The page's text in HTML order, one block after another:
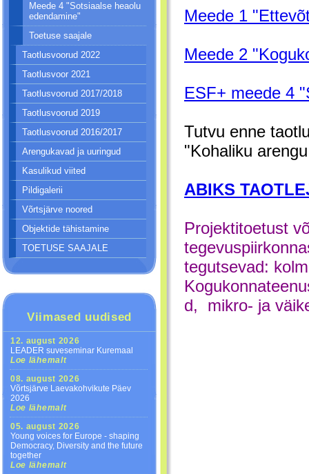
Meede 4 "Sotsiaalse heaolu
edendamine"
Toetuse saajale
Taotlusvoorud 2022
Taotlusvoor 2021
Taotlusvoorud 2017/2018
Taotlusvoorud 2019
Taotlusvoorud 2016/2017
Arengukavad ja uuringud
Kasulikud viited
Pildigalerii
Võrtsjärve noored
Objektide tähistamine
TOETUSE SAAJALE
Viimased uudised
12. august 2026
LEADER suveseminar Kuremaal
Loe lähemalt
08. august 2026
Võrtsjärve Laevakohvikute Päev
2026
Loe lähemalt
05. august 2026
Young voices for Europe - shaping
Democracy, Diversity and the future
together
Loe lähemalt
Meede 1
Meede 2
ESF+ meede 4
Tutvu enne
"Kohaliku
ABIKS
Projektitoetust
tegutsevad:
d, mikro- ja